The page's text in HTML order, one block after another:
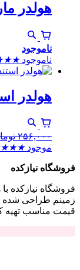
هولدر
ناموجود
ناموجود ★
★
هولدر
۲۵۶,۰۰۰
موجود ★
★
★
فروشگاه نیازکده
فروشگاه نیازکده
زمینم طراحی شده
قیمت مناسب تهیه